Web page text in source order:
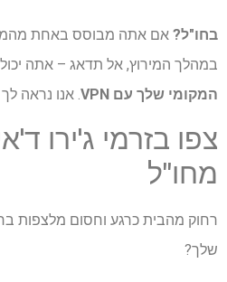
בחו"ל? אם אתה מבוסס באחת
במהלך המירוץ, אל תדאג – אתה יכול
המקומי שלך עם VPN
. אנו נראה
מחו"ל
רחוק מהבית כרגע וחסום מלצפות
שלך?